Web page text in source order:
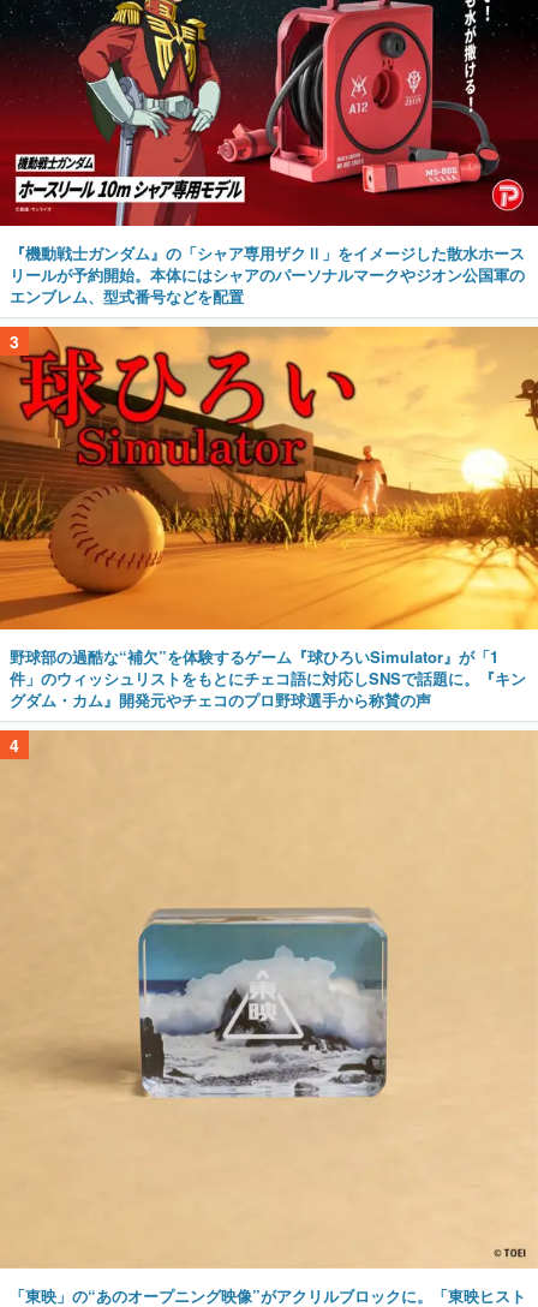
『機動戦士ガンダム』の「シャア専用ザクⅡ」をイメージした散水ホース
リールが予約開始。本体にはシャアのパーソナルマークやジオン公国軍の
エンブレム、型式番号などを配置
3
野球部の過酷な“補欠”を体験するゲーム『球ひろいSimulator』が「1
件」のウィッシュリストをもとにチェコ語に対応しSNSで話題に。『キン
グダム・カム』開発元やチェコのプロ野球選手から称賛の声
4
「東映」の“あのオープニング映像”がアクリルブロックに。「東映ヒスト